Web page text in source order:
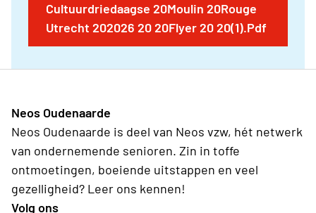
Cultuurdriedaagse 20Moulin 20Rouge
Utrecht 202026 20 20Flyer 20 20(1).Pdf
Neos Oudenaarde
Neos Oudenaarde is deel van Neos vzw, hét netwerk
van ondernemende senioren. Zin in toffe
ontmoetingen, boeiende uitstappen en veel
gezelligheid? Leer ons kennen!
Volg ons